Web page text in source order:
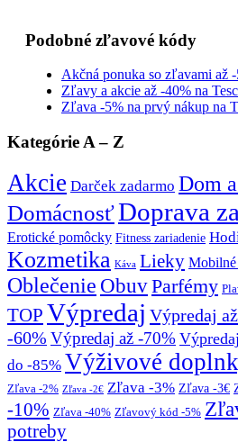
Podobné zľavové kódy
Akčná ponuka so zľavami až
Zľavy a akcie až -40% na
Zľava -5% na prvý nákup na
Kategórie A – Z
Akcie Darček zadarmo Dom
DomácnosťDoprava
Erotické pomôcky Fitness zariadenie
Kozmetika Káva Lieky
Oblečenie ObuvParfémy
TOP Výpredaj Výpredaj
-60% Výpredaj až -70%
do -85% Výživové
Zľava -2% Zľava -2€ Zľava -3% Zľava -3€
-10% Zľava -40% Zľavový kód -5%
potreby